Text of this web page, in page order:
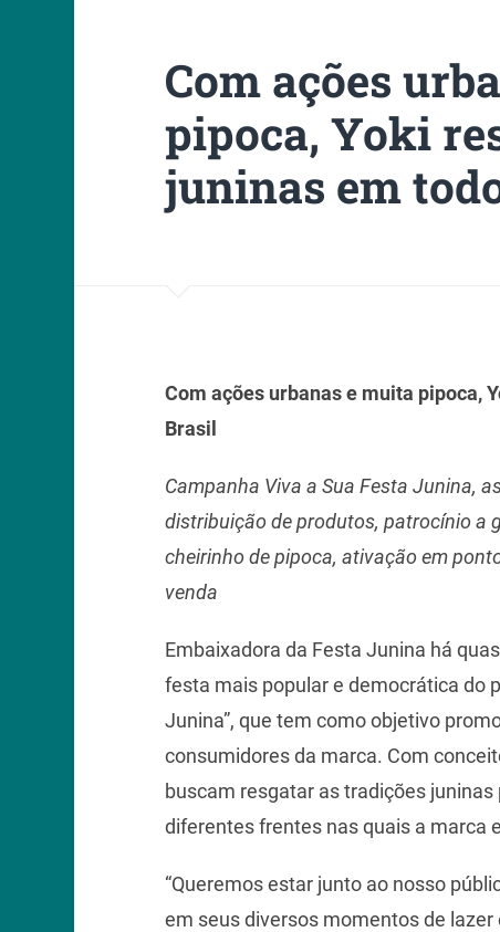
Com ações
pipoca, Yoki
juninas em
Com ações urbanas e muita pipoca,
Brasil
Campanha Viva a Sua Festa Junina,
distribuição de produtos, patrocínio a
cheirinho de pipoca, ativação em
venda
Embaixadora da Festa Junina há
festa mais popular e democrática do
Junina”, que tem como objetivo
consumidores da marca. Com
buscam resgatar as tradições
diferentes frentes nas quais a marca
“Queremos estar junto ao nosso
em seus diversos momentos de